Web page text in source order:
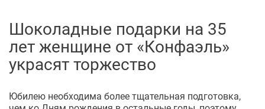
Шоколадные подарки на 35
лет женщине от «Конфаэль»
украсят торжество
Юбилею необходима более тщательная подготовка,